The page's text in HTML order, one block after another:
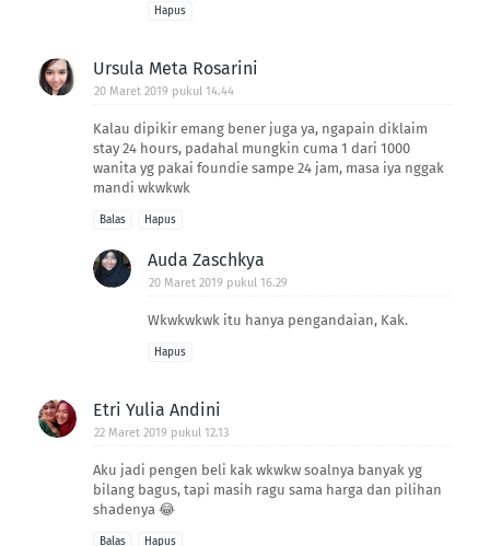
Hapus
Ursula Meta Rosarini
20 Maret 2019 pukul 14.44
Kalau dipikir emang bener juga ya, ngapain diklaim
stay 24 hours, padahal mungkin cuma 1 dari 1000
wanita yg pakai foundie sampe 24 jam, masa iya nggak
mandi wkwkwk
Balas Hapus
Auda Zaschkya
20 Maret 2019 pukul 16.29
Wkwkwkwk itu hanya pengandaian, Kak.
Hapus
Etri Yulia Andini
22 Maret 2019 pukul 12.13
Aku jadi pengen beli kak wkwkw soalnya banyak yg
bilang bagus, tapi masih ragu sama harga dan pilihan
shadenya 😂
Balas Hapus